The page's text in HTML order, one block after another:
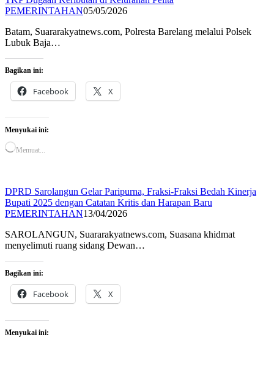
PEMERINTAHAN05/05/2026
Batam, Suararakyatnews.com, Polresta Barelang melalui Polsek
Lubuk Baja…
Bagikan ini:
Facebook X
Menyukai ini:
Memuat...
DPRD Sarolangun Gelar Paripurna, Fraksi-Fraksi Bedah Kinerja
Bupati 2025 dengan Catatan Kritis dan Harapan Baru
PEMERINTAHAN13/04/2026
SAROLANGUN, Suararakyatnews.com, Suasana khidmat
menyelimuti ruang sidang Dewan…
Bagikan ini:
Facebook X
Menyukai ini: